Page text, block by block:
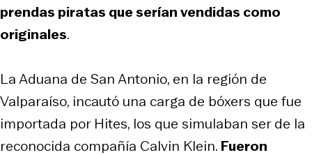
prendas piratas que serían vendidas como
originales.
La Aduana de San Antonio, en la región de
Valparaíso, incautó una carga de bóxers que fue
importada por Hites, los que simulaban ser de la
reconocida compañía Calvin Klein. Fueron